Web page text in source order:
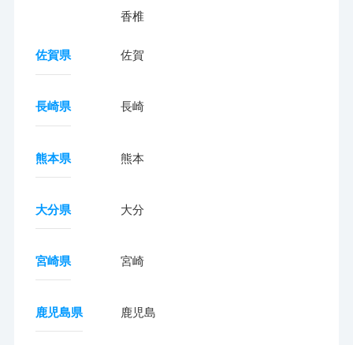
香椎
佐賀県 佐賀
長崎県 長崎
熊本県 熊本
大分県 大分
宮崎県 宮崎
鹿児島県 鹿児島